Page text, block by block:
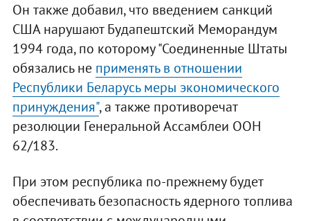
Он также добавил, что введением санкций
США нарушают Будапештский Меморандум
1994 года, по которому "Соединенные Штаты
обязались не применять в отношении
Республики Беларусь меры экономического
принуждения", а также противоречат
резолюции Генеральной Ассамблеи ООН
62/183.
При этом республика по-прежнему будет
обеспечивать безопасность ядерного топлива